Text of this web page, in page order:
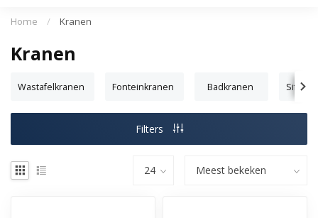
Home / Kranen
Kranen
Wastafelkranen Fonteinkranen Badkranen Sifons
Filters